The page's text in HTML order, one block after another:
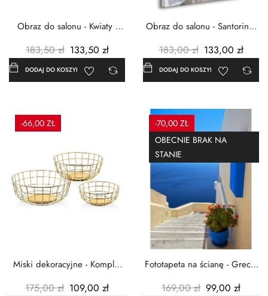
Obraz do salonu - Kwiaty -
183,50 zł 133,50 zł
DODAJ DO KOSZYKA
Obraz do salonu - Santorini -
183,00 zł 133,00 zł
DODAJ DO KOSZYKA
-66,00 ZŁ
Miski dekoracyjne - Komplet
175,00 zł 109,00 zł
-70,00 ZŁ
OBECNIE BRAK NA
STANIE
Fototapeta na ścianę - Grecja
169,00 zł 99,00 zł